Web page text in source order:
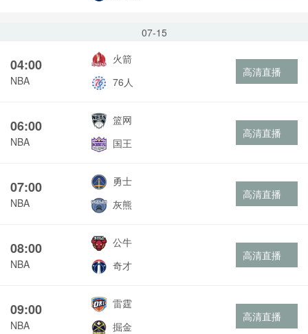
07-15
04:00
NBA
火箭
76人
高清直播
06:00
NBA
篮网
国王
高清直播
07:00
NBA
勇士
灰熊
高清直播
08:00
NBA
公牛
奇才
高清直播
09:00
NBA
雷霆
掘金
高清直播